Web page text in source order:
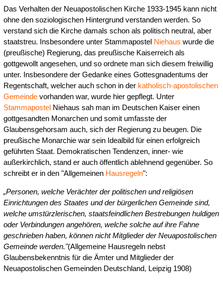
Das Verhalten der Neuapostolischen Kirche 1933-1945 kann nicht
ohne den soziologischen Hintergrund verstanden werden. So
verstand sich die Kirche damals schon als politisch neutral, aber
staatstreu. Insbesondere unter Stammapostel Niehaus wurde die
(preußische) Regierung, das preußische Kaiserreich als
gottgewollt angesehen, und so ordnete man sich diesem freiwillig
unter. Insbesondere der Gedanke eines Gottesgnadentums der
Regentschaft, welcher auch schon in der katholisch-apostolischen
Gemeindevorhanden war, wurde hier gepflegt. Unter
StammapostelNiehaus sah man im Deutschen Kaiser einen
gottgesandten Monarchen und somit umfasste der
Glaubensgehorsam auch, sich der Regierung zu beugen. Die
preußische Monarchie war sein Idealbild für einen erfolgreich
geführten Staat. Demokratischen Tendenzen, inner- wie
außerkirchlich, stand er auch öffentlich ablehnend gegenüber. So
schreibt er in den "Allgemeinen Hausregeln":
„Personen, welche Verächter der politischen und religiösen
Einrichtungen des Staates und der bürgerlichen Gemeinde sind,
welche umstürzlerischen, staatsfeindlichen Bestrebungen huldigen
oder Verbindungen angehören, welche solche auf ihre Fahne
geschrieben haben, können nicht Mitglieder der Neuapostolischen
Gemeinde werden."(Allgemeine Hausregeln nebst
Glaubensbekenntnis für die Ämter und Mitglieder der
Neuapostolischen Gemeinden Deutschland, Leipzig 1908)